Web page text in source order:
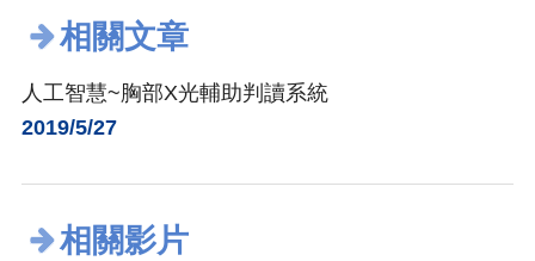
相關文章
人工智慧~胸部X光輔助判讀系統
2019/5/27
相關影片